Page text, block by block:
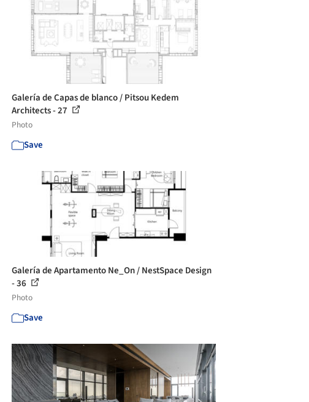
Galería de Capas de blanco / Pitsou Kedem
Architects - 27
Photo
Save
Galería de Apartamento Ne_On / NestSpace Design
- 36
Photo
Save